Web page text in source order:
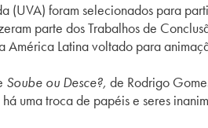
(UVA) foram selecionados para
parte dos Trabalhos de
América Latina voltado para
Soube ou Desce?, de Rodrigo
uma troca de papéis e seres